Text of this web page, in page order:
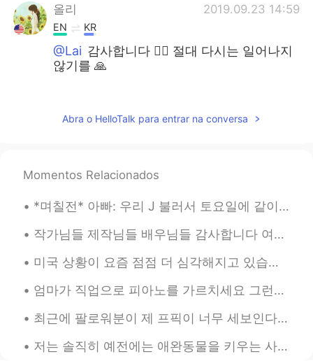
올리 2019.09.23 14:59
EN KR
@Lai 감사합니다 🙇‍♂️ 절대 다시는 일어나지
않기를 🙏
EN KR
@아아그러게요.. 9/11 일어났을 때 모든 세
기억을 못하지만 현지에서든 TV로든 눈 앞
건의 심각성이 상상을 초월합니다
올리 2019.09.23 14:55
9.11 전과 후에 뉴욕을 가보신 분들은 충격이
Abra o HelloTalk para entrar na conversa
Momentos Relacionados
*며칠전* 아빠: 우리 J 불러서 토요일에 같이 축구 볼까?? 언니: 아이 아빠!! 토요일이 J 결혼식 날이잖아 아빠: 아 맞다~ 그래도 신랑도 축구는 볼 시간 있겠지? 낮에...
작가님들 제작님들 배우님들 감사합니다 여자들의 이야기를 알리기 위해 용기를 내주셔서 감사합니다 작년에 첫시즌도 보고 정말 공감하고 감동 받았는데 이번에도 잘 봤습니다 h...
미국 상황이 요즘 점점 더 심각해지고 있습니다 ㅠㅠ 바이러스가 너무 빨리 퍼뜨리고 있으니까 날마다 제한이 늘어나고 있어요 최근에 제가 자주 다니는 우리집 근처 공원에서 어...
엄마가 직업으로 피아노를 가르치세요 그런데 그냥 피아노 선생님이 아니라 음악 치료사니까 주로 다른 선생님들이 피아노 학생으로 잘 안 받아주는 사람들을 가르치세요 (장애인, 양...
최근에 팔로워분이 제 프픽이 너무 세보인다고 하셨는데 저도 동의해서 어제 또 빠꿨어요 ㅋㅋㅋ I mainly used it to send a message to all th...
저는 솔직히 예전에는 애완동물을 키우는 사람들을 잘 이해 못했던 거 같아요 동물들을 싫어하진 않았지만 그렇게 중요한 존재라고 생각하진 않았어요 이렇게 말하면 애완동물 주인들이...